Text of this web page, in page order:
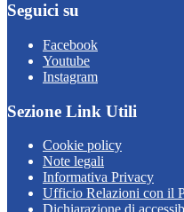
Seguici su
Facebook
Youtube
Instagram
Sezione Link Utili
Cookie policy
Note legali
Informativa Privacy
Ufficio Relazioni con il